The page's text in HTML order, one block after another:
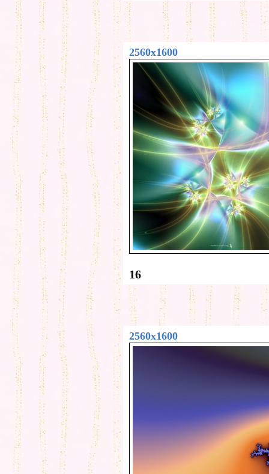
2560x1600
16
2560x1600